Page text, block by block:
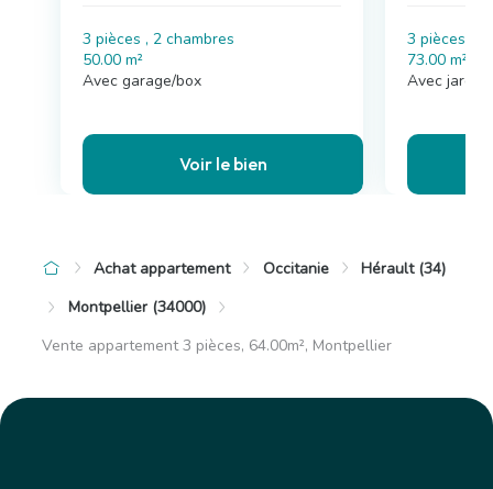
3 pièces , 2 chambres
50.00 m²
Avec garage/box
Voir le bien
3 pièces , 2
73.00 m²
Avec
Achat appartement Occitanie
Hérault (34)
Montpellier (34000)
Vente appartement 3 pièces, 64.00m², Montpellier